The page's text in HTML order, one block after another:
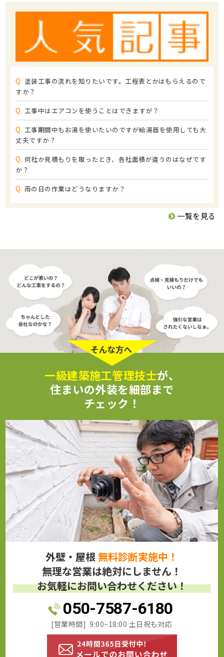
Q. 塗装工事の流れを知りたいです。工程表とかはもらえるので
すか？
Q. 工事中はエアコンを使うことはできますが？
Q. 工事期間中もお湯を使いたいのですが給湯器を使用しても大
丈夫ですか？
Q. 何社か見積もりを取ったとき、各社面積が違うのはなぜです
か？
Q. 雨の日の作業はどうなりますか？
一覧を見る
一級建築施工管理技士が、
住まいの外装を細部まで
チェック！
外壁・屋根 無料診断実施中！
無理な営業は絶対にしません！
お気軽にお問い合わせください！
050-7587-6180
[営業時間] 9:00~18:00 土日祝も対応